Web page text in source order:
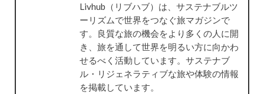
Livhub（リブハブ）は、サステナブルツ
ーリズムで世界をつなぐ旅マガジンで
す。良質な旅の機会をより多くの人に開
き、旅を通して世界を明るい方に向かわ
せるべく活動しています。サステナブ
ル・リジェネラティブな旅や体験の情報
を掲載しています。